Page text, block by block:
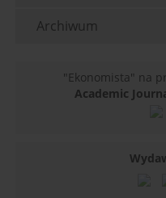
Archiwum
"Ekonomista" na
Academic